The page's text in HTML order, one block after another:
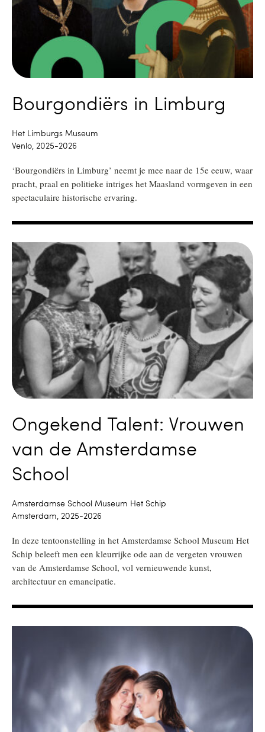
Bourgondiërs in Limburg
Het Limburgs Museum
Venlo, 2025-2026
‘Bourgondiërs in Limburg’ neemt je mee naar de 15e eeuw, waar
pracht, praal en politieke intriges het Maasland vormgeven in een
spectaculaire historische ervaring.
Ongekend Talent: Vrouwen
van de Amsterdamse
School
Amsterdamse School Museum Het Schip
Amsterdam, 2025-2026
In deze tentoonstelling in het Amsterdamse School Museum Het
Schip beleeft men een kleurrijke ode aan de vergeten vrouwen
van de Amsterdamse School, vol vernieuwende kunst,
architectuur en emancipatie.